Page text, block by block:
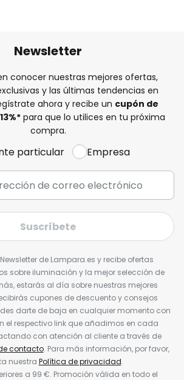
Newsletter
conocer nuestras mejores ofertas,
y las últimas tendencias en
ahora y recibe un cupón de
13%* para que lo utilices en tu próxima
compra.
particular Empresa
Suscríbete
de Lampara.es y recibe ofertas
sobre iluminación y la mejor selección de
estarás al día sobre nuestras mejores
cupones de descuento y consejos
darte de baja en cualquier momento con
el respectivo link que añadimos en cada
con atención al cliente a través de
contacto. Para más información, por favor,
nuestra Política de privacidad.
a 99 €. Promoción válida en todo el